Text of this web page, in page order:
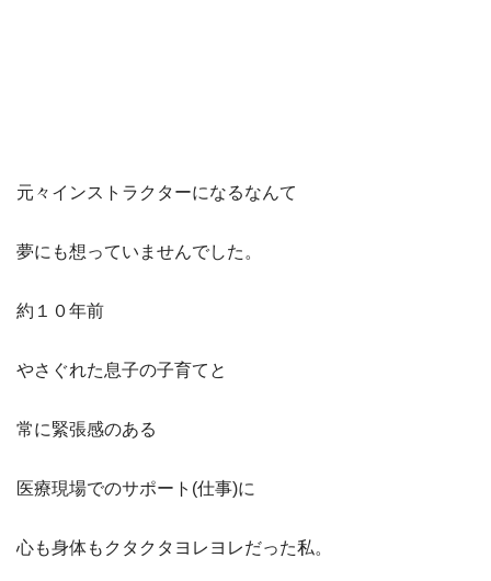
元々インストラクターになるなんて
夢にも想っていませんでした。
約１０年前
やさぐれた息子の子育てと
常に緊張感のある
医療現場でのサポート(仕事)に
心も身体もクタクタヨレヨレだった私。